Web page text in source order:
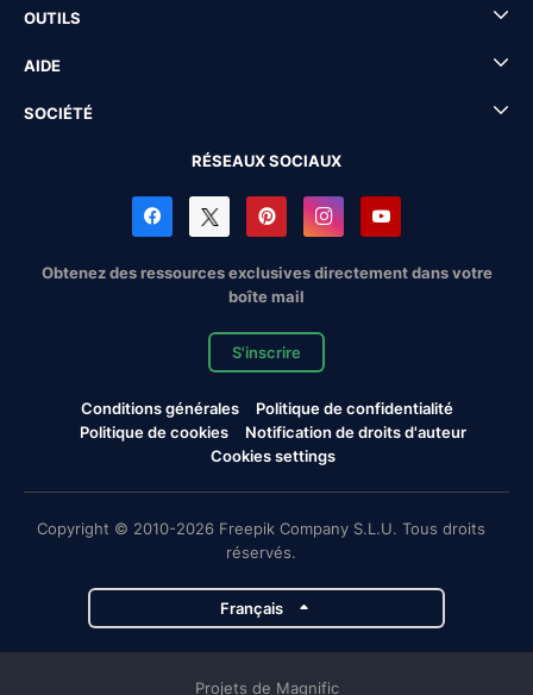
OUTILS
AIDE
SOCIÉTÉ
RÉSEAUX SOCIAUX
Obtenez des ressources exclusives directement dans votre
boîte mail
S'inscrire
Conditions générales
Politique de confidentialité
Politique de cookies
Notification de droits d'auteur
Cookies settings
Copyright © 2010-2026 Freepik Company S.L.U. Tous droits
réservés.
Français
Projets de Magnific